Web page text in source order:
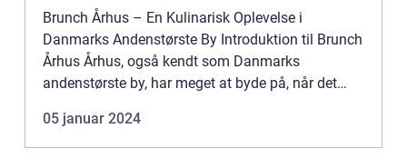
Brunch Århus – En Kulinarisk Oplevelse i
Danmarks Andenstørste By Introduktion til Brunch
Århus Århus, også kendt som Danmarks
andenstørste by, har meget at byde på, når det
mest populære og eftertr...
05 januar 2024